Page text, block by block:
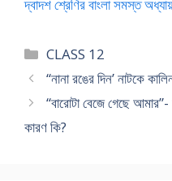
দ্বাদশ শ্রেণির বাংলা সমস্ত
Categories
CLASS 12
“নানা রঙের দিন’ নাটকে
“বারোটা বেজে গেছে
কারণ কি?